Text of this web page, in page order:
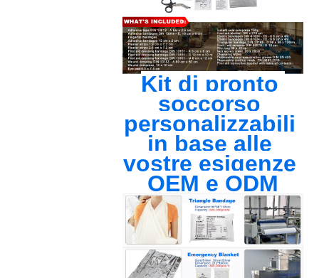
Kit di pronto
soccorso
personalizzabili
in base alle
vostre esigenze
OEM e ODM